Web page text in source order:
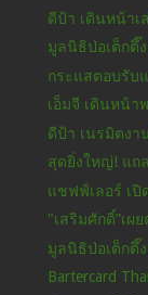
ดีป้า เดินหน้าเ
มูลนิธิป่อเต็กตึ๊
กระแสตอบรับแ
เอ็มจี เดินหน้
ดีป้า เนรมิตงา
สุดยิ่งใหญ่! แถ
แชฟฟ์เลอร์ เ
"เสริมศักดิ์”เผ
มูลนิธิป่อเต็กตึ๊
Bartercard